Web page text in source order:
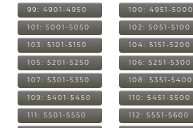
99: 4901-4950 100: 4951-5000
101: 5001-5050 102: 5051-5100
103: 5101-5150 104: 5151-5200
105: 5201-5250 106: 5251-5300
107: 5301-5350 108: 5351-5400
109: 5401-5450 110: 5451-5500
111: 5501-5550 112: 5551-5600